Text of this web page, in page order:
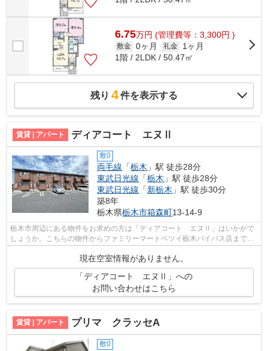
6.75万円 (管理費等：3,300円 )
敷金 0ヶ月 礼金
1ヶ月
1階 / 2LDK / 50.47㎡
残り 4件を表示する
賃貸 | アパート ディアコート エヌⅡ
敷0
両毛線 「栃木 」駅 徒歩28分
東武日光線 「栃木 」駅 徒歩28分
東武日光線 「新栃木 」駅 徒歩30分
築8年
栃木県栃木市箱森町13-14-9
栃木市周辺にある物件をお求めの方は「ディアコート エヌⅡ」はいかがで
しょうか。こちらの物件からファミリーマートベツイ栃木バイパス店まで
280mです。こちらの物件はアパートです。...
現在空室情報がありません。
「ディアコート エヌⅡ」への
お問い合わせはこちら
賃貸 | アパート プリマ クラッセA
敷0